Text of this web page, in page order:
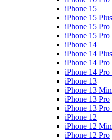
iPhone 15
iPhone 15 Plus
iPhone 15 Pro
iPhone 15
iPhone 14
iPhone 14 Plus
iPhone 14 Pro
iPhone 14
iPhone 13
iPhone 13
iPhone 13 Pro
iPhone 13
iPhone 12
iPhone 12
iPhone 12 Pro